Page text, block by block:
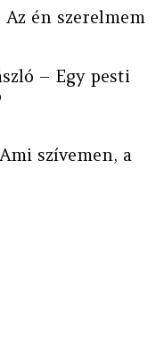
Az én szerelmem
– Egy pesti
szívemen, a